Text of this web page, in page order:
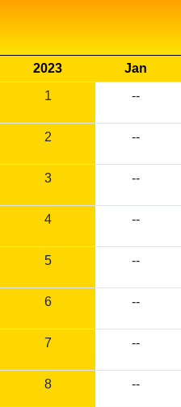
2023 Jan
1
--
2 --
3 --
4 --
5 --
6 --
7 --
8 --